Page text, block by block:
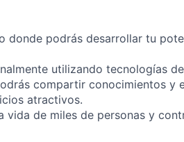
donde podrás desarrollar tu
utilizando tecnologías
compartir conocimientos y
atractivos.
de miles de personas y